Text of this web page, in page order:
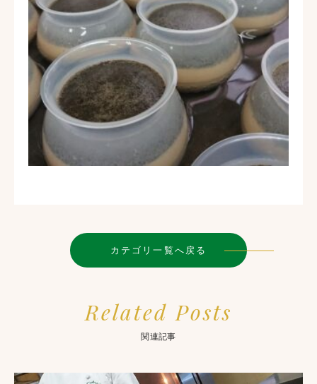
カテゴリ一覧へ戻る
Related Posts
関連記事